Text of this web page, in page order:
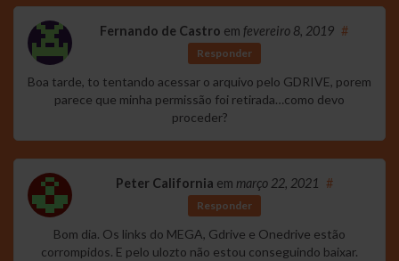
Fernando de Castro em fevereiro 8, 2019 #
Responder
Boa tarde, to tentando acessar o arquivo pelo GDRIVE, porem
parece que minha permissão foi retirada…como devo
proceder?
Peter California em março 22, 2021 #
Responder
Bom dia. Os links do MEGA, Gdrive e Onedrive estão
corrompidos. E pelo ulozto não estou conseguindo baixar.